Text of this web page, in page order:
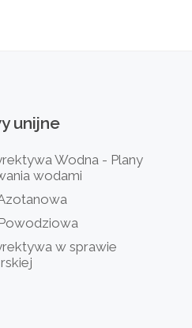
unijne
Wodna - Plany
wodami
w sprawie